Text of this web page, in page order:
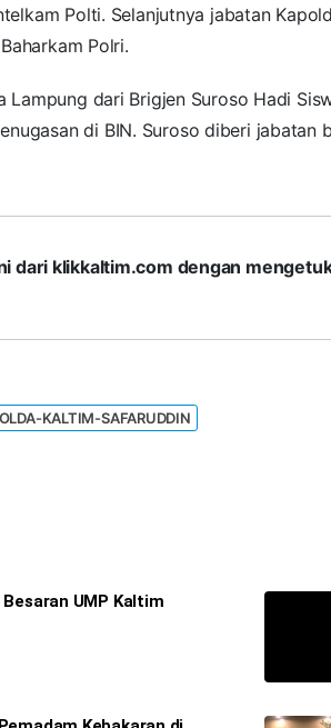
Polti. Selanjutnya jabatan
Polri.
Lampung dari Brigjen Suroso Hadi
di BIN. Suroso diberi jabatan
dari klikkaltim.com dengan
KALTIM-SAFARUDDIN
Besaran UMP Kaltim